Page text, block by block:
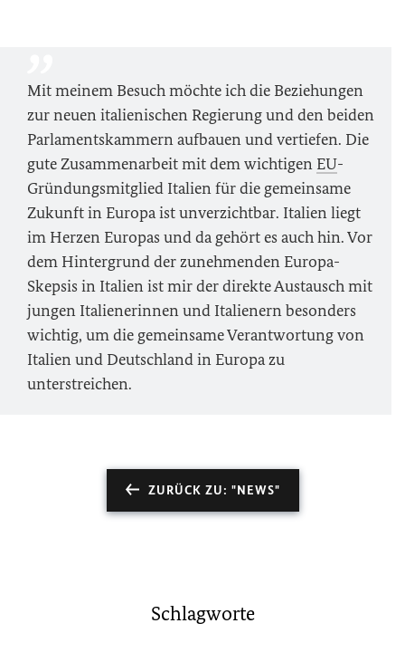
Mit meinem Besuch möchte ich die Beziehungen
zur neuen italienischen Regierung und den beiden
Parlamentskammern aufbauen und vertiefen. Die
gute Zusammenarbeit mit dem wichtigen EU-
Gründungsmitglied Italien für die gemeinsame
Zukunft in Europa ist unverzichtbar. Italien liegt
im Herzen Europas und da gehört es auch hin. Vor
dem Hintergrund der zunehmenden Europa-
Skepsis in Italien ist mir der direkte Austausch mit
jungen Italienerinnen und Italienern besonders
wichtig, um die gemeinsame Verantwortung von
Italien und Deutschland in Europa zu
unterstreichen.
ZURÜCK ZU: "NEWS"
Schlagworte